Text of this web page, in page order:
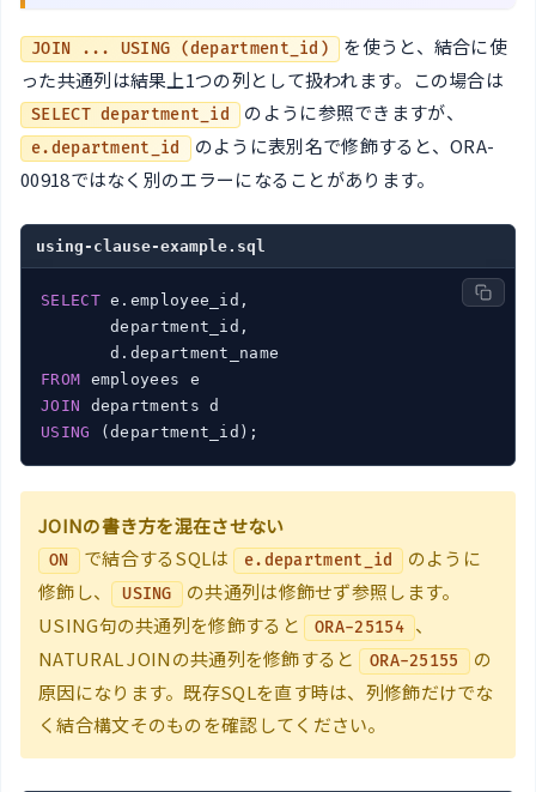
JOIN ... USING (department_id)
を使うと、結合に使
った共通列は結果上1つの列として扱われます。この場合は
SELECT department_id のように参照できますが、
e.department_id
のように表別名で修飾すると、ORA-
00918ではなく別のエラーになることがあります。
using-clause-example.sql
SELECT e.employee_id,
       department_id,
FROM
JOIN
USING (department_id);
JOINの書き方を混在させない
ON で結合するSQLは e.department_id
のように
修飾し、 USING
の共通列は修飾せず参照します。
USING句の共通列を修飾すると ORA-25154 、
NATURAL JOINの共通列を修飾すると
ORA-25155
の
原因になります。既存SQLを直す時は、列修飾だけでな
く結合構文そのものを確認してください。